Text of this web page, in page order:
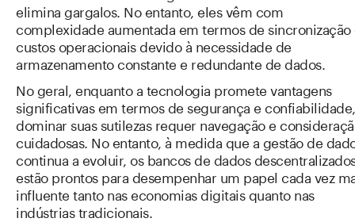
elimina gargalos. No entanto, eles vêm com
complexidade aumentada em termos de sincronização
custos operacionais devido à necessidade de
armazenamento constante e redundante de dados.
No geral, enquanto a tecnologia promete vantagens
significativas em termos de segurança e confiabilidade,
dominar suas sutilezas requer navegação e
cuidadosas. No entanto, à medida que a gestão de
continua a evoluir, os bancos de dados
estão prontos para desempenhar um papel cada vez
influente tanto nas economias digitais quanto nas
indústrias tradicionais.